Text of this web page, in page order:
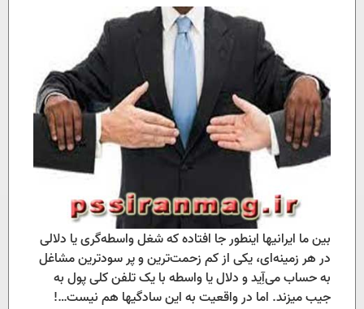
بین ما ایرانیها اینطور جا افتاده که شغل واسطه‌گری یا دلالی
در هر زمینه‌ای، یکی از کم زحمت‌ترین و پر سودترین مشاغل
به حساب می‌آِید و دلال یا واسطه با یک تلفن کلی پول به
جیب میزند. اما در واقعیت به این سادگیها هم نیست…!